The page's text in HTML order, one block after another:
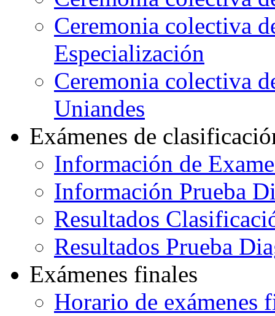
Ceremonia colectiva
Especialización
Ceremonia colectiva
Uniandes
Exámenes de
Información de
Información Prueba
Resultados
Resultados Prueba
Exámenes finales
Horario de exámenes